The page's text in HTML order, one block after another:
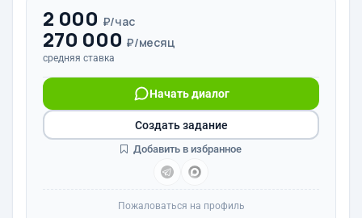
2 000 ₽/час
270 000 ₽/месяц
средняя ставка
Начать диалог
Создать задание
Добавить в избранное
Пожаловаться на профиль